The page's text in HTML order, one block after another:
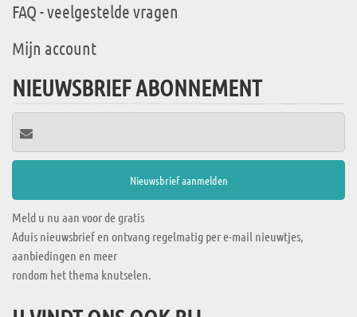
FAQ - veelgestelde vragen
Mijn account
NIEUWSBRIEF ABONNEMENT
Meld u nu aan voor de gratis
Aduis nieuwsbrief en ontvang regelmatig per e-mail nieuwtjes,
aanbiedingen en meer
rondom het thema knutselen.